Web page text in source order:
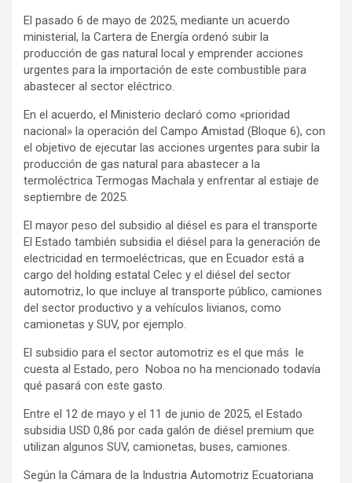
El pasado 6 de mayo de 2025, mediante un acuerdo
ministerial, la Cartera de Energía ordenó subir la
producción de gas natural local y emprender acciones
urgentes para la importación de este combustible para
abastecer al sector eléctrico.
En el acuerdo, el Ministerio declaró como «prioridad
nacional» la operación del Campo Amistad (Bloque 6), con
el objetivo de ejecutar las acciones urgentes para subir la
producción de gas natural para abastecer a la
termoléctrica Termogas Machala y enfrentar al estiaje de
septiembre de 2025.
El mayor peso del subsidio al diésel es para el transporte
El Estado también subsidia el diésel para la generación de
electricidad en termoeléctricas, que en Ecuador está a
cargo del holding estatal Celec y el diésel del sector
automotriz, lo que incluye al transporte público, camiones
del sector productivo y a vehículos livianos, como
camionetas y SUV, por ejemplo.
El subsidio para el sector automotriz es el que más le
cuesta al Estado, pero Noboa no ha mencionado todavía
qué pasará con este gasto.
Entre el 12 de mayo y el 11 de junio de 2025, el Estado
subsidia USD 0,86 por cada galón de diésel premium que
utilizan algunos SUV, camionetas, buses, camiones.
Según la Cámara de la Industria Automotriz Ecuatoriana